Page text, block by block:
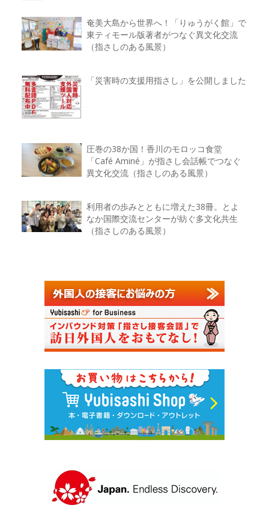
奄美大島から世界へ！「りゅうがく館」で
東ティモール版著者がつなぐ異文化交流
（指さしのある風景）
「災害時の支援用指さし」を公開しました
圧巻の38か国！香川のモロッコ食堂
「Café Aminé」が指さし会話帳でつなぐ
異文化交流（指さしのある風景）
利用者の歩みとともに増えた38冊。とよ
なか国際交流センターが紡ぐ多文化共生
（指さしのある風景）